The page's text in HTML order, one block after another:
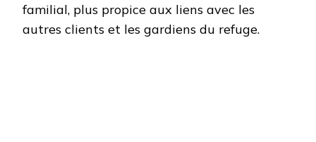
familial, plus propice aux liens avec les
autres clients et les gardiens du refuge.